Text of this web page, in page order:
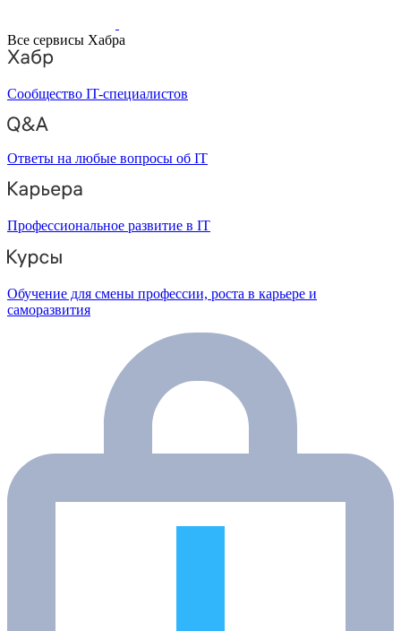
Все сервисы Хабра
Сообщество IT-специалистов
Ответы на любые вопросы об IT
Профессиональное развитие в IT
Обучение для смены профессии, роста в карьере и
саморазвития